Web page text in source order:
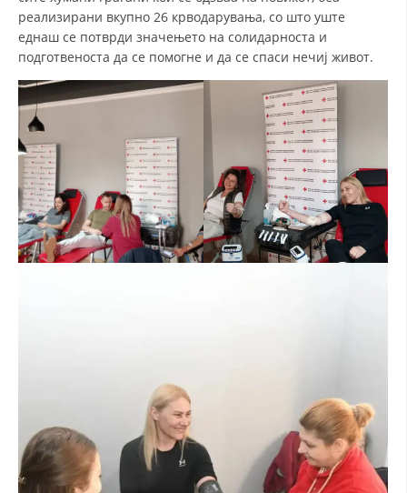
ПРИРАЧНИЦИ
СТРАТЕГИИ
ЕДУКАТИВНО ИНФОРМАТИВНИ МАТЕРИЈАЛИ
ПОСТЕРИ
ПРЕЗЕНТАЦИИ
реализирани вкупно 26 крводарувања, со што уште
еднаш се потврди значењето на солидарноста и
подготвеноста да се помогне и да се спаси нечиј живот.